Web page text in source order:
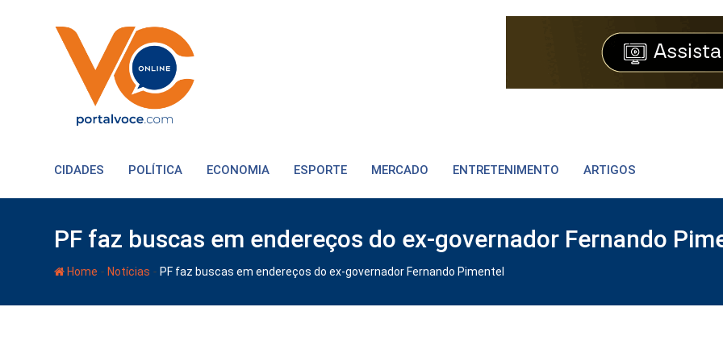
CIDADES POLÍTICA ECONOMIA ESPORTE MERCADO ENTRETENIMENTO ARTIGOS
PF faz buscas em endereços do ex-governador Fernando
Home - Notícias - PF faz buscas em endereços do ex-governador Fernando Pimentel